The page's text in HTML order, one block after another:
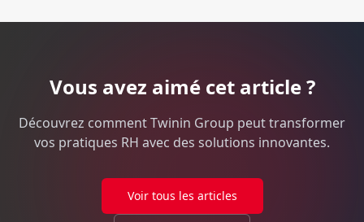
Vous avez aimé cet article ?
Découvrez comment Twinin Group peut transformer
vos pratiques RH avec des solutions innovantes.
Voir tous les articles